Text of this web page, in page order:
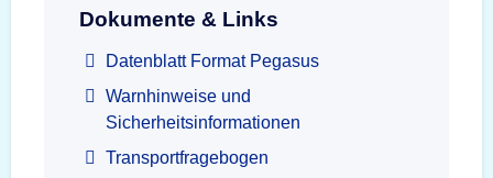
Dokumente & Links
Datenblatt Format Pegasus
Warnhinweise und
Sicherheitsinformationen
Transportfragebogen